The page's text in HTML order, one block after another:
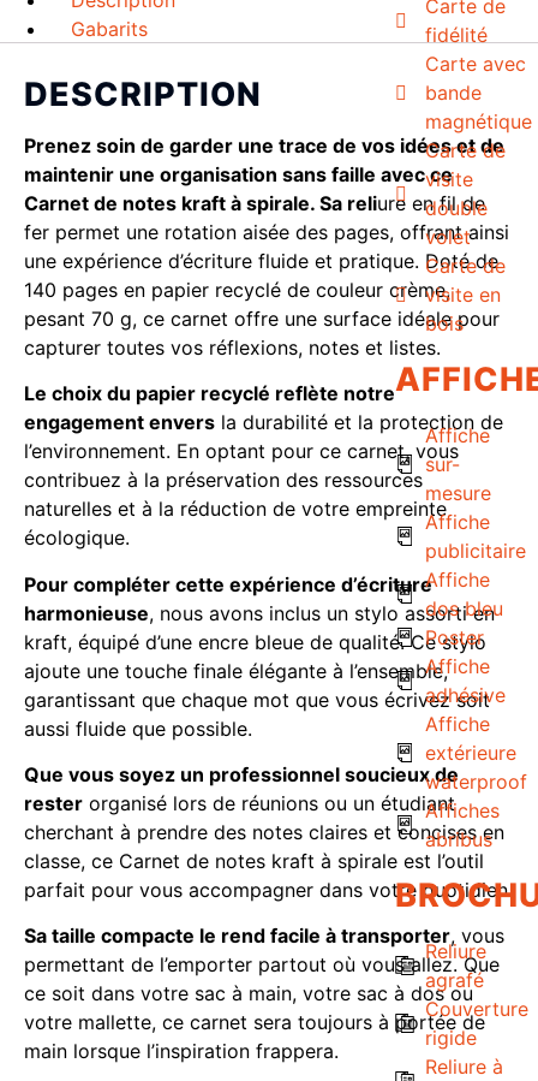
Carte de
fidélité
Carte avec
bande
magnétique
Carte de
visite
double
volet
Carte de
visite en
bois
Affiche
sur-
mesure
Affiche
publicitaire
Affiche
dos bleu
Poster
Affiche
adhésive
Affiche
extérieure
waterproof
Affiches
abribus
Reliure
agrafé
Couverture
rigide
Reliure à
Gabarits
DESCRIPTION
Prenez soin de garder une trace de vos idées et de
maintenir une organisation sans faille avec ce
Carnet de notes kraft à spirale. Sa reliure en fil de
fer permet une rotation aisée des pages, offrant ainsi
une expérience d’écriture fluide et pratique. Doté de
140 pages en papier recyclé de couleur crème,
pesant 70 g, ce carnet offre une surface idéale pour
capturer toutes vos réflexions, notes et listes.
Le choix du papier recyclé reflète notre
engagement envers la durabilité et la protection de
l’environnement. En optant pour ce carnet, vous
contribuez à la préservation des ressources
naturelles et à la réduction de votre empreinte
écologique.
Pour compléter cette expérience d’écriture
harmonieuse, nous avons inclus un stylo assorti en
kraft, équipé d’une encre bleue de qualité. Ce stylo
ajoute une touche finale élégante à l’ensemble,
garantissant que chaque mot que vous écrivez soit
aussi fluide que possible.
Que vous soyez un professionnel soucieux de
rester organisé lors de réunions ou un étudiant
cherchant à prendre des notes claires et concises en
classe, ce Carnet de notes kraft à spirale est l’outil
parfait pour vous accompagner dans votre quotidien.
Sa taille compacte le rend facile à transporter, vous
permettant de l’emporter partout où vous allez. Que
ce soit dans votre sac à main, votre sac à dos ou
votre mallette, ce carnet sera toujours à portée de
main lorsque l’inspiration frappera.